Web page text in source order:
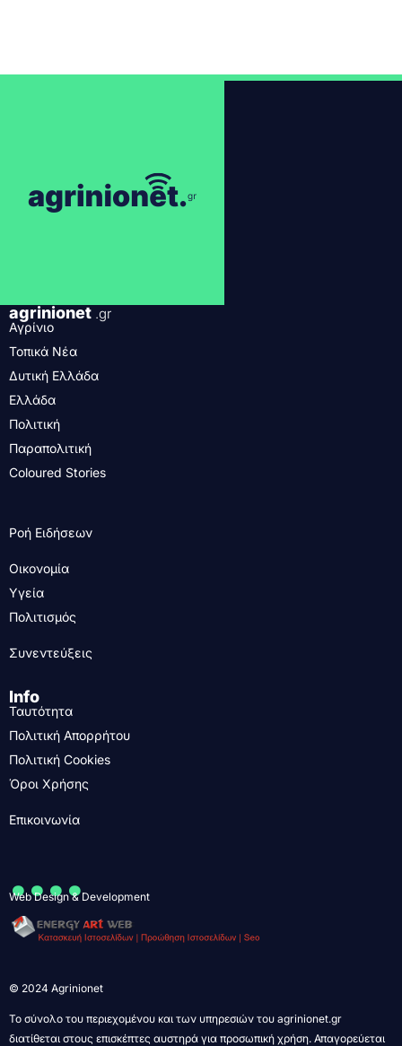
agrinionet .gr
Αγρίνιο
Τοπικά Νέα
Δυτική Ελλάδα
Ελλάδα
Πολιτική
Παραπολιτική
Coloured Stories
Ροή Ειδήσεων
Οικονομία
Υγεία
Πολιτισμός
Συνεντεύξεις
Info
Ταυτότητα
Πολιτική Απορρήτου
Πολιτική Cookies
Όροι Χρήσης
Επικοινωνία
....
Web Design & Development
© 2024 Agrinionet
Το σύνολο του περιεχομένου και των υπηρεσιών του agrinionet.gr
διατίθεται στους επισκέπτες αυστηρά για προσωπική χρήση. Απαγορεύεται